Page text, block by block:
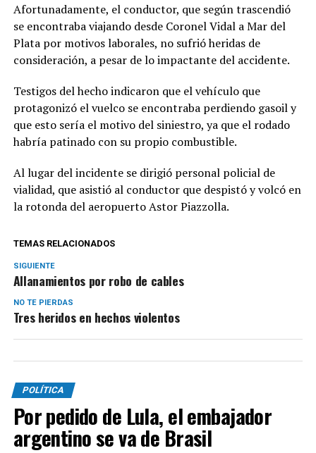
Afortunadamente, el conductor, que según trascendió
se encontraba viajando desde Coronel Vidal a Mar del
Plata por motivos laborales, no sufrió heridas de
consideración, a pesar de lo impactante del accidente.
Testigos del hecho indicaron que el vehículo que
protagonizó el vuelco se encontraba perdiendo gasoil y
que esto sería el motivo del siniestro, ya que el rodado
habría patinado con su propio combustible.
Al lugar del incidente se dirigió personal policial de
vialidad, que asistió al conductor que despistó y volcó en
la rotonda del aeropuerto Astor Piazzolla.
TEMAS RELACIONADOS
SIGUIENTE
Allanamientos por robo de cables
NO TE PIERDAS
Tres heridos en hechos violentos
POLÍTICA
Por pedido de Lula, el embajador
argentino se va de Brasil